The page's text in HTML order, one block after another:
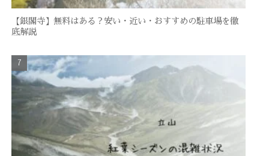
【銀閣寺】無料はある？安い・近い・おすすめの駐車場を徹
底解説